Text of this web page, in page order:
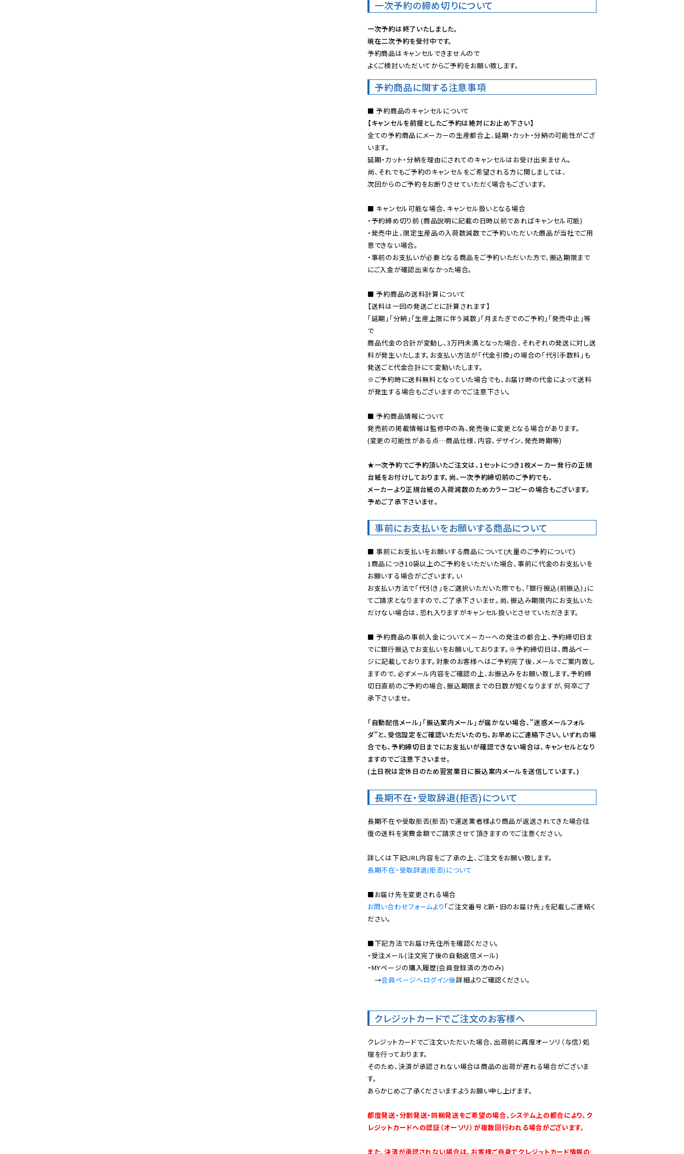
一次予約の締め切りについて
一次予約は終了いたしました。
現在二次予約を受付中です。
予約商品はキャンセルできませんので
よくご検討いただいてからご予約をお願い致します。
予約商品に関する注意事項
【キャンセルを前提としたご予約は絶対にお止め下さい】
全ての予約商品にメーカーの生産都合上、延期・カット・分納の可能性がござ
います。
延期・カット・分納を理由にされてのキャンセルはお受け出来ません。
尚、それでもご予約のキャンセルをご希望される方に関しましては、
次回からのご予約をお断りさせていただく場合もございます。
■ キャンセル可能な場合、キャンセル扱いとなる場合
・予約締め切り前 (商品説明に記載の日時以前であればキャンセル可能)
・発売中止、限定生産品の入荷数減数でご予約いただいた商品が当社でご用
意できない場合。
・事前のお支払いが必要となる商品をご予約いただいた方で、振込期限まで
にご入金が確認出来なかった場合。
■ 予約商品の送料計算について
【送料は一回の発送ごとに計算されます】
「延期」「分納」「生産上限に伴う減数」「月またぎでのご予約」「発売中止」等
で
商品代金の合計が変動し、3万円未満となった場合、それぞれの発送に対し送
料が発生いたします。お支払い方法が「代金引換」の場合の「代引手数料」も
※ご予約時に送料無料となっていた場合でも、お届け時の代金によって送料
が発生する場合もございますのでご注意下さい。
■ 予約商品情報について
発売前の掲載情報は監修中の為、発売後に変更となる場合があります。
(変更の可能性がある点…商品仕様、内容、デザイン、発売時期等)
★一次予約でご予約頂いたご注文は、1セットにつき1枚メーカー発行の正規
台紙をお付けしております。尚、一次予約締切前のご予約でも、
メーカーより正規台紙の入荷減数のためカラーコピーの場合もございます。
予めご了承下さいませ。
事前にお支払いをお願いする商品について
■ 事前にお支払いをお願いする商品について(大量のご予約について)
1商品につき10袋以上のご予約をいただいた場合、事前に代金のお支払いを
お願いする場合がございます。い
お支払い方法で「代引き」をご選択いただいた際でも、「銀行振込(前振込)」に
てご請求となりますので、ご了承下さいませ。尚、振込み期限内にお支払いた
だけない場合は、恐れ入りますがキャンセル扱いとさせていただきます。
■ 予約商品の事前入金についてメーカーへの発注の都合上、予約締切日ま
でに銀行振込でお支払いをお願いしております。※予約締切日は、商品ペー
ジに記載しております。対象のお客様へはご予約完了後、メールでご案内致し
ますので、必ずメール内容をご確認の上、お振込みをお願い致します。予約締
切日直前のご予約の場合、振込期限までの日数が短くなりますが、何卒ご了
承下さいませ。
「自動配信メール」「振込案内メール」が届かない場合、”迷惑メールフォル
ダ”と、受信設定をご確認いただいたのち、お早めにご連絡下さい。いずれの場
合でも、予約締切日までにお支払いが確認できない場合は、キャンセルとなり
ますのでご注意下さいませ。
(土日祝は定休日のため翌営業日に振込案内メールを送信しています。)
長期不在・受取辞退(拒否)について
長期不在や受取拒否(拒否)で運送業者様より商品が返送されてきた場合往
復の送料を実費金額でご請求させて頂きますのでご注意ください。
長期不在・受取辞退(拒否)について
お問い合わせフォームより 「ご注文番号と新・旧のお届け先」を記載しご連絡く
ださい。
■下記方法でお届け先住所を確認ください。
・受注メール(注文完了後の自動返信メール)
・MYページの購入履歴(会員登録済の方のみ)
→会員ページへログイン後詳細よりご確認ください。
クレジットカードでご注文のお客様へ
クレジットカードでご注文いただいた場合、出荷前に再度オーソリ（与信）処
理を行っております。
そのため、決済が承認されない場合は商品の出荷が遅れる場合がございま
す。
あらかじめご了承くださいますようお願い申し上げます。
都度発送・分割発送・同梱発送をご希望の場合、システム上の都合により、ク
レジットカードへの認証（オーソリ）が複数回行われる場合がございます。
また、決済が承認されない場合は、お客様ご自身でクレジットカード情報の